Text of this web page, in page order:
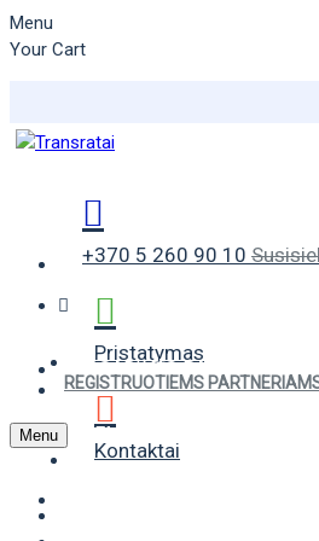
Menu
Your Cart
+370 5 260 90 10
Pristatymas
Kontaktai
VASARINĖS PADANGOS
ŽIEMINĖS PADANGOS
REGISTRUOTIEMS
Menu